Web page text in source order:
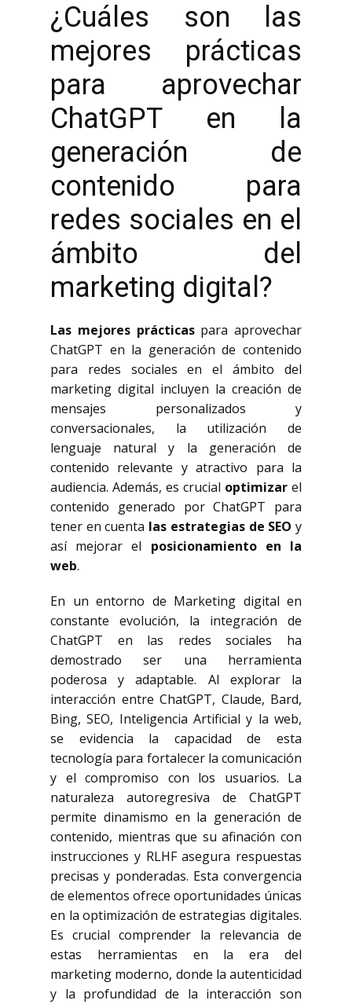
¿Cuáles son las
mejores prácticas
para aprovechar
ChatGPT en la
generación de
contenido para
redes sociales en el
ámbito del
marketing digital?
Las mejores prácticaspara aprovechar
ChatGPT en la generación de contenido
para redes sociales en el ámbito del
marketing digital incluyen la creación de
mensajes personalizados y
conversacionales, la utilización de
lenguaje natural y la generación de
contenido relevante y atractivo para la
audiencia. Además, es crucial optimizar el
contenido generado por ChatGPT para
tener en cuenta las estrategias de SEO y
así mejorar el posicionamiento en la
web.
En un entorno de Marketing digital en
constante evolución, la integración de
ChatGPT en las redes sociales ha
demostrado ser una herramienta
poderosa y adaptable. Al explorar la
interacción entre ChatGPT, Claude, Bard,
Bing, SEO, Inteligencia Artificial y la web,
se evidencia la capacidad de esta
tecnología para fortalecer la comunicación
y el compromiso con los usuarios. La
naturaleza autoregresiva de ChatGPT
permite dinamismo en la generación de
contenido, mientras que su afinación con
instrucciones y RLHF asegura respuestas
precisas y ponderadas. Esta convergencia
de elementos ofrece oportunidades únicas
en la optimización de estrategias digitales.
Es crucial comprender la relevancia de
estas herramientas en la era del
marketing moderno, donde la autenticidad
y la profundidad de la interacción son